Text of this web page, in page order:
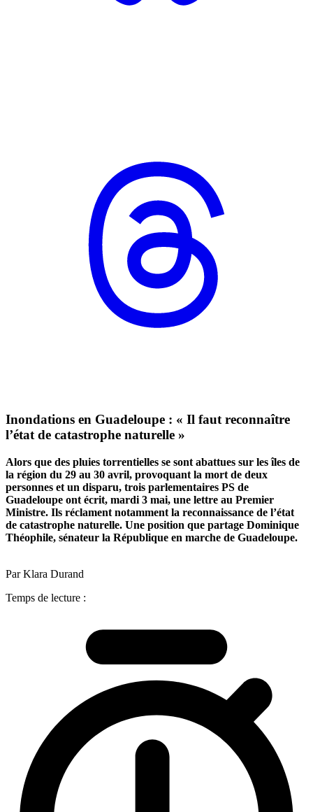
Inondations en Guadeloupe : « Il faut reconnaître
l’état de catastrophe naturelle »
Alors que des pluies torrentielles se sont abattues sur les îles de
la région du 29 au 30 avril, provoquant la mort de deux
personnes et un disparu, trois parlementaires PS de
Guadeloupe ont écrit, mardi 3 mai, une lettre au Premier
Ministre. Ils réclament notamment la reconnaissance de l’état
de catastrophe naturelle. Une position que partage Dominique
Théophile, sénateur la République en marche de Guadeloupe.
Par Klara Durand
Temps de lecture :